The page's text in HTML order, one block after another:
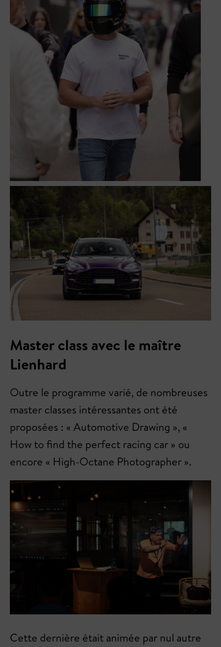
Master class avec le maître
Lienhard
Outre le programme varié, de nombreuses
master classes intéressantes ont été
proposées : « Automotive Drawing », «
How to find the perfect racing car » ou
encore « High-Octane Photographer ».
Cette dernière était animée par nul autre